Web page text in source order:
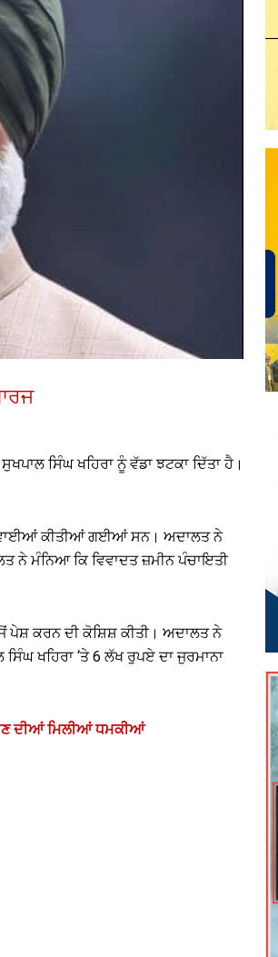
ਸਿੰਘ ਖਹਿਰਾ ਨੂੰ ਵੱਡਾ ਝਟਕਾ ਦਿੱਤਾ ਹੈ।
ਕੀਤੀਆਂ ਗਈਆਂ ਸਨ। ਅਦਾਲਤ ਨੇ
ਨੇ ਮੰਨਿਆ ਕਿ ਵਿਵਾਦਤ ਜ਼ਮੀਨ ਪੰਚਾਇਤੀ
ਪੇਸ਼ ਕਰਨ ਦੀ ਕੋਸ਼ਿਸ਼ ਕੀਤੀ। ਅਦਾਲਤ ਨੇ
ਖਹਿਰਾ ‘ਤੇ 6 ਲੱਖ ਰੁਪਏ ਦਾ ਜੁਰਮਾਨਾ
ਦੀਆਂ ਮਿਲੀਆਂ ਧਮਕੀਆਂ